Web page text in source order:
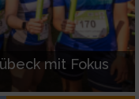
mit Fokus